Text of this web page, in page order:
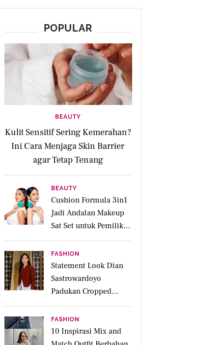
POPULAR
BEAUTY
Kulit Sensitif Sering Kemerahan?
Ini Cara Menjaga Skin Barrier
agar Tetap Tenang
BEAUTY
Cushion Formula 3in1
Jadi Andalan Makeup
Sat Set untuk Pemilik
Kulit Acne Prone
FASHION
Statement Look Dian
Sastrowardoyo
Padukan Cropped
Beskap dan Ripped
Jeans, Hadirkan Pesona
Kartini yang Edgy
FASHION
10 Inspirasi Mix and